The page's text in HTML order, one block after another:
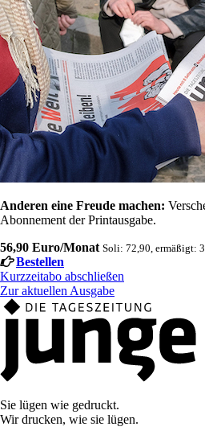
Anderen eine Freude machen:
Abonnement der Printausgabe.
56,90 Euro/Monat Soli: 72,90, ermäßigt:
Bestellen
Kurzzeitabo abschließen
Zur aktuellen Ausgabe
Sie lügen wie gedruckt.
Wir drucken, wie sie lügen.